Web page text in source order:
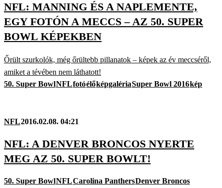
NFL: MANNING ÉS A NAPLEMENTE,
EGY FOTÓN A MECCS – AZ 50. SUPER
BOWL KÉPEKBEN
Őrült szurkolók, még őrültebb pillanatok – képek az év meccséről,
amiket a tévében nem láthatott!
50. Super BowlNFLfotóélőképgalériaSuper Bowl 2016kép
NFL2016.02.08. 04:21
NFL: A DENVER BRONCOS NYERTE
MEG AZ 50. SUPER BOWLT!
50. Super BowlNFLCarolina PanthersDenver Broncos